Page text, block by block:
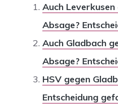
Auch
Absage?
Auch Gladbach
Absage?
HSV gegen
Entscheidung